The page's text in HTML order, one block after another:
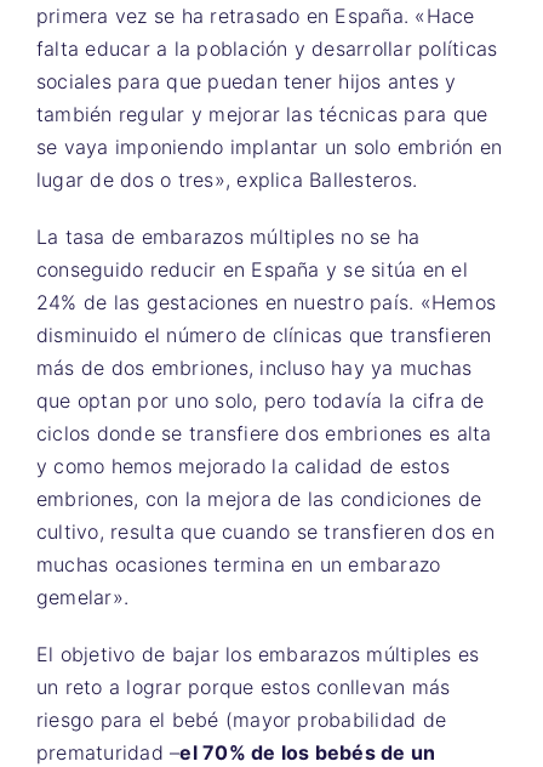
primera vez se ha retrasado en España. «Hace
falta educar a la población y desarrollar políticas
sociales para que puedan tener hijos antes y
también regular y mejorar las técnicas para que
se vaya imponiendo implantar un solo embrión en
lugar de dos o tres», explica Ballesteros.
La tasa de embarazos múltiples no se ha
conseguido reducir en España y se sitúa en el
24% de las gestaciones en nuestro país. «Hemos
disminuido el número de clínicas que transfieren
más de dos embriones, incluso hay ya muchas
que optan por uno solo, pero todavía la cifra de
ciclos donde se transfiere dos embriones es alta
y como hemos mejorado la calidad de estos
embriones, con la mejora de las condiciones de
cultivo, resulta que cuando se transfieren dos en
muchas ocasiones termina en un embarazo
gemelar».
El objetivo de bajar los embarazos múltiples es
un reto a lograr porque estos conllevan más
riesgo para el bebé (mayor probabilidad de
prematuridad –el 70% de los bebés de un